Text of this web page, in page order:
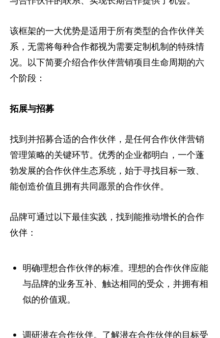
该框架的一大优势是适用于所有类型的合作伙伴关
系，无需将每种合作都视为需要定制机制的特殊情
况。以下简要介绍合作伙伴营销项目生命周期的六
个阶段：
拓展与招募
找到并招募合适的合作伙伴，是任何合作伙伴营销
管理策略的关键环节。优秀的企业都明白，一个蓬
勃发展的合作伙伴生态系统，始于寻找目标一致、
能创造价值且拥有共同愿景的合作伙伴。
品牌可通过以下最佳实践，找到能推动增长的合作
伙伴：
明确理想合作伙伴的标准。理想的合作伙伴应能
与品牌的业务互补、触达相同的受众，并拥有相
似的价值观。
调研潜在合作伙伴。了解潜在合作伙伴的目标受